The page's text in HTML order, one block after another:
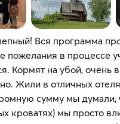
Вся программа
пожелания в процессе
Кормят на убой, очень
Жили в отличных
сумму мы думали,
кроватях) мы просто